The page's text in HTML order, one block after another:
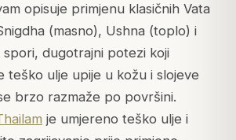
opisuje primjenu klasičnih Vata
(masno), Ushna (toplo) i
dugotrajni potezi koji
teško ulje upije u kožu i slojeve
brzo razmaže po površini.
je umjereno teško ulje i